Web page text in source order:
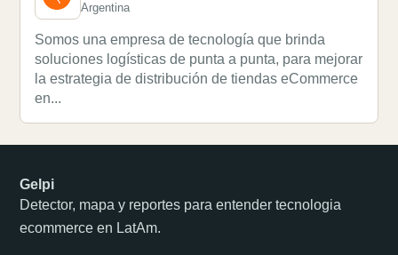
Argentina
Somos una empresa de tecnología que brinda
soluciones logísticas de punta a punta, para mejorar
la estrategia de distribución de tiendas eCommerce
en...
Gelpi
Detector, mapa y reportes para entender tecnologia
ecommerce en LatAm.